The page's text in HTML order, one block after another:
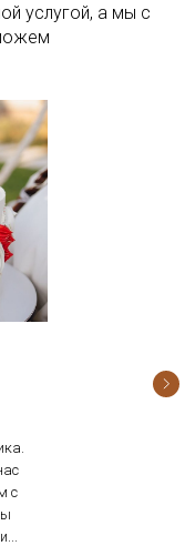
услугой, а мы с
с